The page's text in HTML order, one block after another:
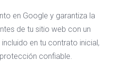
en Google y garantiza la
de tu sitio web con un
en tu contrato inicial,
confiable.